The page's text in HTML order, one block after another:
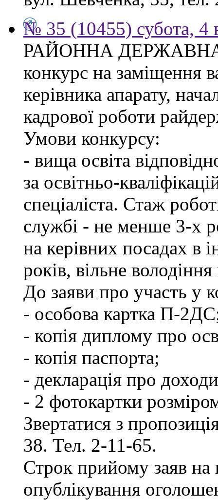
№ 35 (10455) субота, 4
РАЙОННА ДЕРЖАВНА
конкурс на заміщення
керівника апарату,
кадрової роботи
Умови конкурсу:
- вища освіта
за освітньо-
спеціаліста. Стаж
службі - не менше 3-х
на керівних посадах в
років, вільне
До заяви про участь у
- особова картка П-
- копія диплому про
- копія паспорта;
- декларація про
- 2 фотокартки
Звертатися з
38. Тел. 2-11-65.
Строк прийому заяв на
опублікування